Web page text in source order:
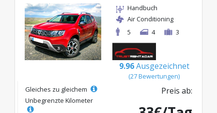
Handbuch
Air Conditioning
5
4 3
9.96 Ausgezeichnet
(27 Bewertungen)
Gleiches zu gleichem
Unbegrenzte Kilometer
Preis ab: